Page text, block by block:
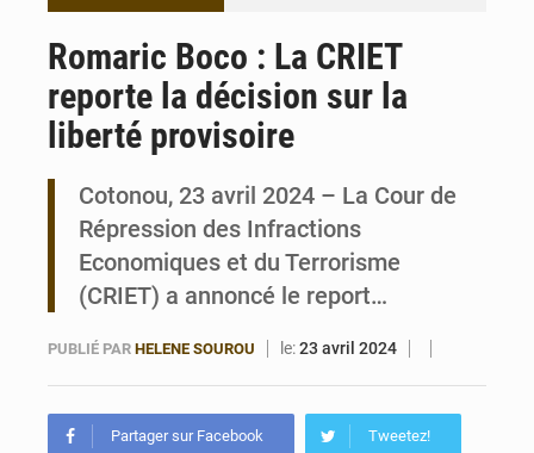
Noyade tragique à Kalalé : 2 enfants perdent la vie à Gawézi
Romaric Boco : La CRIET
reporte la décision sur la
liberté provisoire
Cotonou, 23 avril 2024 – La Cour de
Répression des Infractions
Economiques et du Terrorisme
(CRIET) a annoncé le report…
PUBLIÉ PAR HELENE SOUROU le:23 avril 2024
Partager sur Facebook Tweetez!